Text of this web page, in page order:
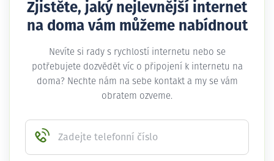
Zjistěte, jaký nejlevnější internet
na doma vám můžeme nabídnout
Nevíte si rady s rychlostí internetu nebo se
potřebujete dozvědět víc o připojení k internetu na
doma? Nechte nám na sebe kontakt a my se vám
obratem ozveme.
Zadejte telefonní číslo